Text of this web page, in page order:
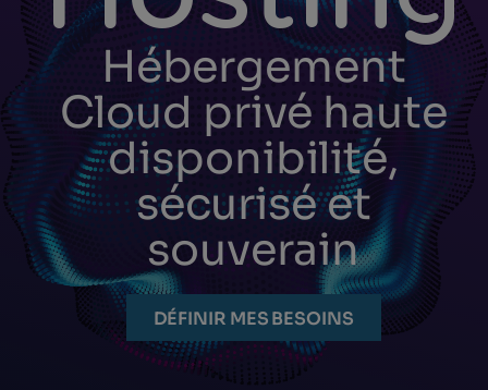
Hébergement
Cloud privé haute
disponibilité,
sécurisé et
souverain
DÉFINIR MES BESOINS